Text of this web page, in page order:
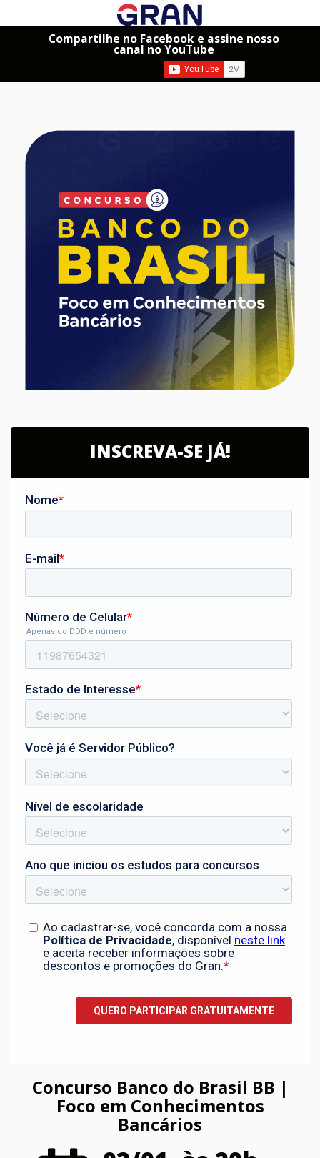
Compartilhe no Facebook e assine nosso
canal no YouTube
INSCREVA-SE JÁ!
Concurso Banco do Brasil BB |
Foco em Conhecimentos
Bancários